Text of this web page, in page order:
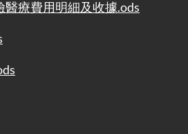
療費用明細及收據.ods